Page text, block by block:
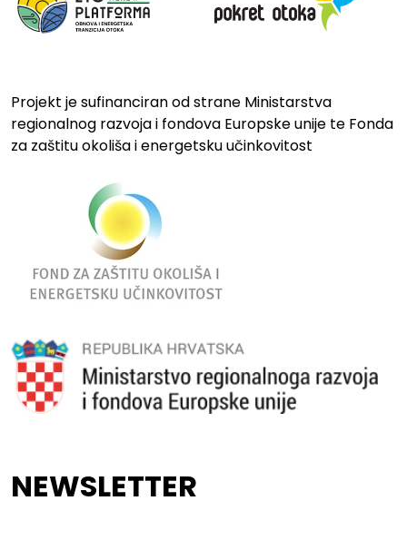
Projekt je sufinanciran od strane Ministarstva
regionalnog razvoja i fondova Europske unije te Fonda
za zaštitu okoliša i energetsku učinkovitost
NEWSLETTER